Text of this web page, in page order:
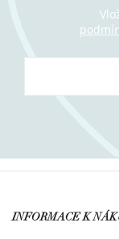
INFORMACE K